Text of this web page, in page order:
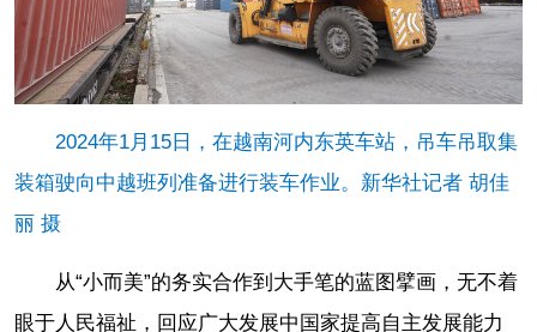
2024年1月15日，在越南河内东英车站，吊车吊取集
装箱驶向中越班列准备进行装车作业。新华社记者 胡佳
丽 摄
从“小而美”的务实合作到大手笔的蓝图擘画，无不着
眼于人民福祉，回应广大发展中国家提高自主发展能力